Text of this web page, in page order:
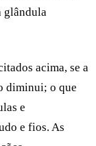
glândula
acima, se a
diminui; o que
e
e fios. As